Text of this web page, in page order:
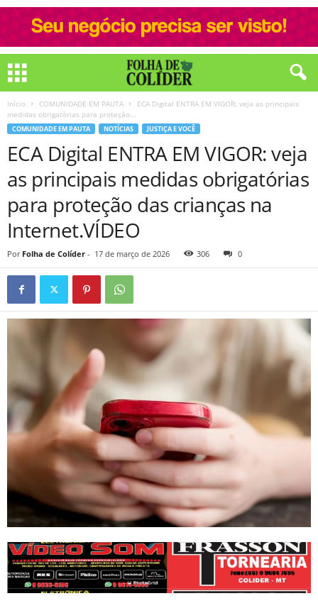
Início COMUNIDADE EM PAUTA
ECA Digital ENTRA EM VIGOR: veja as principais
medidas obrigatórias para proteção...
COMUNIDADE EM PAUTA NOTÍCIAS JUSTIÇA E VOCÊ
ECA Digital ENTRA EM VIGOR: veja
as principais medidas obrigatórias
para proteção das crianças na
Internet.VÍDEO
Por Folha de Colíder - 17 de março de 2026 306 0